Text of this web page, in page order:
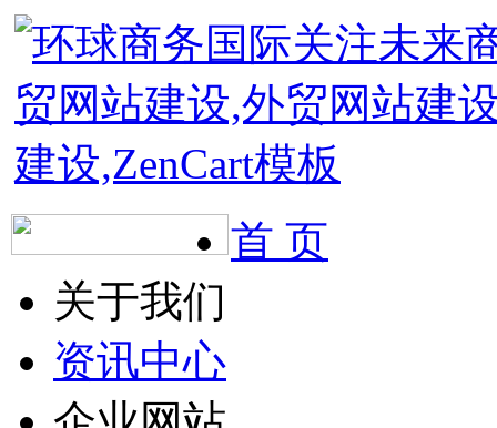
首 页
关于我们
资讯中心